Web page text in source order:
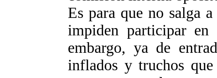
Es para que no salga
impiden participar en
embargo, ya de
inflados y truchos